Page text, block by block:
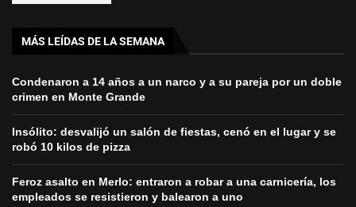
MÁS LEÍDAS DE LA SEMANA
Condenaron a 14 años a un narco y a su pareja por un doble
crimen en Monte Grande
Insólito: desvalijó un salón de fiestas, cenó en el lugar y se
robó 10 kilos de pizza
Feroz asalto en Merlo: entraron a robar a una carnicería, los
empleados se resistieron y balearon a uno